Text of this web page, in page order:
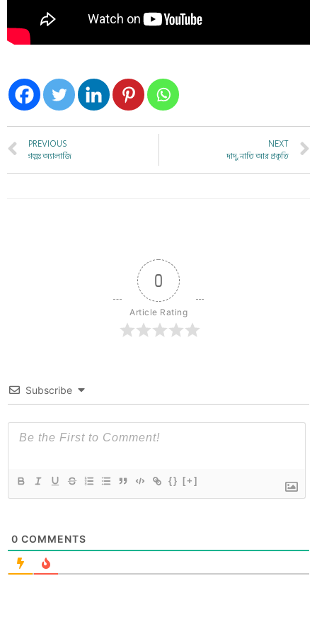
PREVIOUS
গল্পঃ অ্যালার্জি
NEXT
দাদু, নাতি আর প্রকৃতি
0
Article Rating
Subscribe
{} [+]
0 COMMENTS